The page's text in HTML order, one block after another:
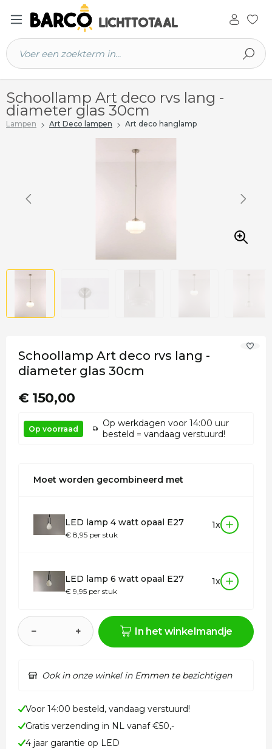
hoofdinhoud
Schoollamp Art deco rvs lang -
diameter glas 30cm
Lampen Art Deco lampen Art deco hanglamp
Schoollamp Art deco rvs lang -
diameter glas 30cm
€ 150,00
Op voorraad
Op werkdagen voor 14:00 uur
besteld = vandaag verstuurd!
Moet worden gecombineerd met
LED lamp 4 watt opaal E27
€ 8,95 per stuk
1x
LED lamp 6 watt opaal E27
€ 9,95 per stuk
1x
− + In het winkelmandje
Ook in onze winkel in Emmen te bezichtigen
Voor 14:00 besteld, vandaag verstuurd!
Gratis verzending in NL vanaf €50,-
4 jaar garantie op LED